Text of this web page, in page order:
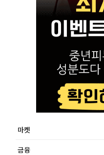
마켓
금융